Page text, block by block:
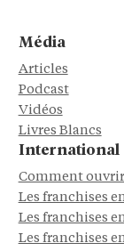
Média
Articles
Podcast
Vidéos
Livres Blancs
International
Comment
Les franchises
Les franchises
Les franchises